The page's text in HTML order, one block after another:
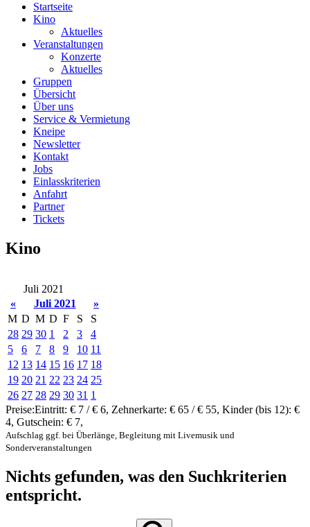
Startseite
Kino
Aktuelles
Veranstaltungen
Konzerte
Aktuelles
Gruppen
Übersicht
Über uns
Service & Vermietung
Kneipe
Newsletter
Kontakt
Jobs
Einlasskriterien
Anfahrt
Partner
Tickets
Kino
Juli 2021
«
Juli 2021
»
M D M D F S
S
28 29 30 1 2 3
4
5
6 7 8 9 10 11
12 13 14 15 16 17 18
19 20 21 22 23 24 25
26 27 28 29 30 31 1
Preise:Eintritt: € 7 / € 6, Zehnerkarte: € 65 / € 55, Kinder (bis 12): €
4, Gutschein: € 7,
Aufschlag ggf. bei Überlänge, Begleitung mit Livemusik und
Sonderveranstaltungen
Nichts gefunden, was den Suchkriterien
entspricht.